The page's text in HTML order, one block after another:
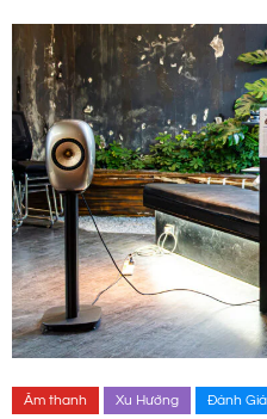
Âm thanh Xu Hướng Đánh Giá